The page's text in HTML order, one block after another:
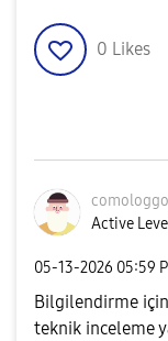
0 Likes
comologgo
Active
‎05-13-2026 05:59
Bilgilendirme
teknik inceleme